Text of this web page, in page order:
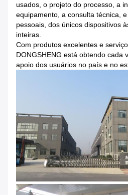
usados, o projeto do processo, a
equipamento, a consulta técnica,
pessoais, dos únicos dispositivos
inteiras.
Com produtos excelentes e
DONGSHENG está obtendo cada
apoio dos usuários no país e no